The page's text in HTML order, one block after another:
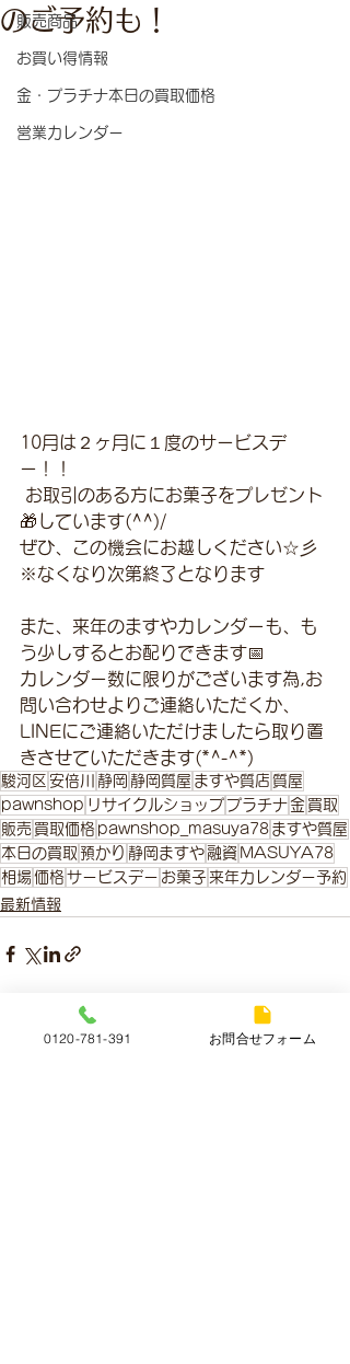
販売商品
お買い得情報
金・プラチナ本日の買取価格
営業カレンダー
のご予約も！
10月は２ヶ月に１度のサービスデ
ー！！
🎁しています(^^)/
ぜひ、この機会にお越しください☆彡
※なくなり次第終了となります
また、来年のますやカレンダーも、も
う少しするとお配りできます📅
カレンダー数に限りがございます為,お
問い合わせよりご連絡いただくか、
LINEにご連絡いただけましたら取り置
きさせていただきます(*^-^*)
駿河区 安倍川 静岡 静岡質屋 ますや質店 質屋
pawnshop リサイクルショップ プラチナ 金 買取
販売 買取価格 pawnshop_masuya78 ますや質屋
本日の買取 預かり 静岡ますや 融資 MASUYA78
相場 価格サービスデー お菓子 来年カレンダー予約
最新情報
最新記事 すべて表示
0120-781-391 お問合せフォーム